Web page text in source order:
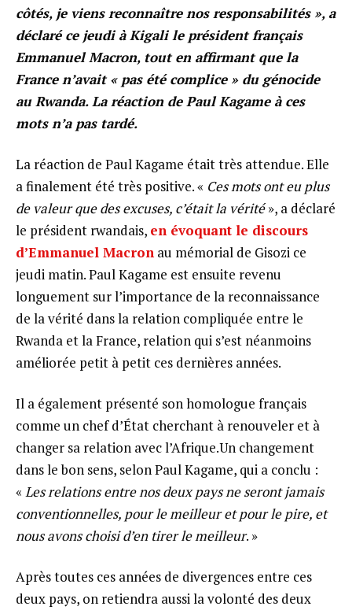
côtés, je viens reconnaître nos responsabilités », a
déclaré ce jeudi à Kigali le président français
Emmanuel Macron, tout en affirmant que la
France n’avait « pas été complice » du génocide
au Rwanda. La réaction de Paul Kagame à ces
mots n’a pas tardé.
La réaction de Paul Kagame était très attendue. Elle
a finalement été très positive. « Ces mots ont eu plus
de valeur que des excuses, c’était la vérité», a déclaré
le président rwandais, en évoquant le discours
d’Emmanuel Macron au mémorial de Gisozi ce
jeudi matin. Paul Kagame est ensuite revenu
longuement sur l’importance de la reconnaissance
de la vérité dans la relation compliquée entre le
Rwanda et la France, relation qui s’est néanmoins
améliorée petit à petit ces dernières années.
Il a également présenté son homologue français
comme un chef d’État cherchant à renouveler et à
changer sa relation avec l’Afrique.Un changement
dans le bon sens, selon Paul Kagame, qui a conclu :
« Les relations entre nos deux pays ne seront jamais
conventionnelles, pour le meilleur et pour le pire, et
nous avons choisi d’en tirer le meilleur. »
Après toutes ces années de divergences entre ces
deux pays, on retiendra aussi la volonté des deux